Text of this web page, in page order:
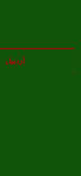
اردبیل